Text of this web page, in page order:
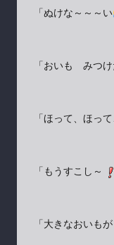
「ぬけな～～～い
「おいも みつけ
「ほって、ほっ
「もうすこし～
「大きなおいも